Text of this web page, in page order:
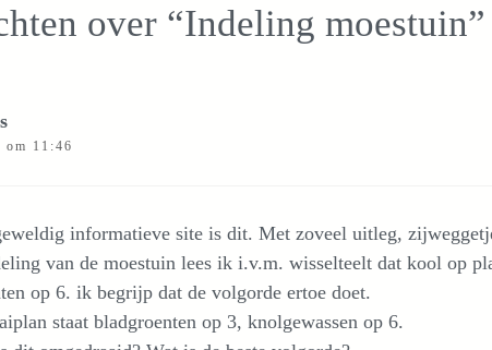
over “Indeling moestuin”
11:46
informatieve site is dit. Met zoveel uitleg,
van de moestuin lees ik i.v.m. wisselteelt dat kool op
op 6. ik begrijp dat de volgorde ertoe doet.
staat bladgroenten op 3, knolgewassen op 6.